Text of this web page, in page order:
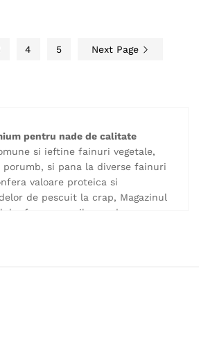
4 5 Next Page
pentru nade de calitate
si ieftine fainuri vegetale,
si pana la diverse fainuri
valoare proteica si
de pescuit la crap, Magazinul
ofera pescarilor ce doresc sa-